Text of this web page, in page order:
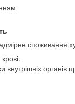
споживання
органів